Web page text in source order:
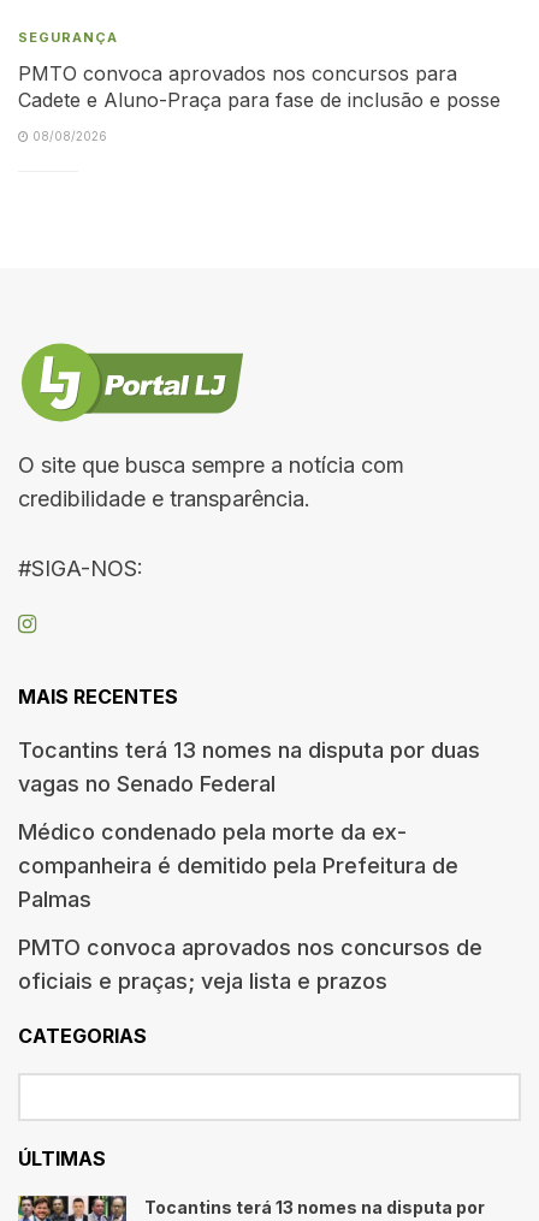
SEGURANÇA
PMTO convoca aprovados nos concursos para
Cadete e Aluno-Praça para fase de inclusão e posse
08/08/2026
O site que busca sempre a notícia com
credibilidade e transparência.
#SIGA-NOS:
MAIS RECENTES
Tocantins terá 13 nomes na disputa por duas
vagas no Senado Federal
Médico condenado pela morte da ex-
companheira é demitido pela Prefeitura de
Palmas
PMTO convoca aprovados nos concursos de
oficiais e praças; veja lista e prazos
CATEGORIAS
ÚLTIMAS
Tocantins terá 13 nomes na disputa por